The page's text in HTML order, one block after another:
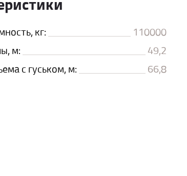
кг:
110000
м:
49,2
с гуськом, м:
66,8